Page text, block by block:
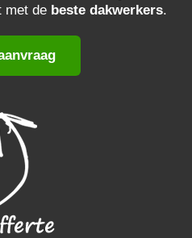
met de beste dakwerkers.